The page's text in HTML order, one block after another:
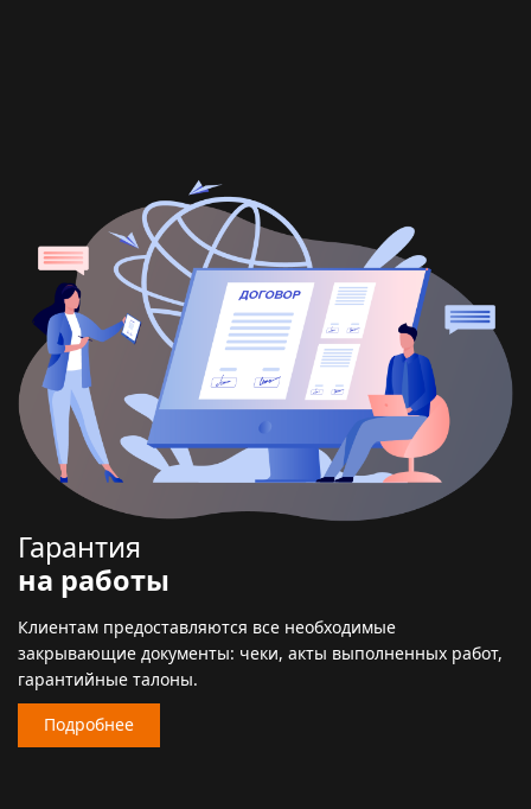
Гарантия
на работы
Клиентам предоставляются все необходимые
закрывающие документы: чеки, акты выполненных работ,
гарантийные талоны.
Подробнее